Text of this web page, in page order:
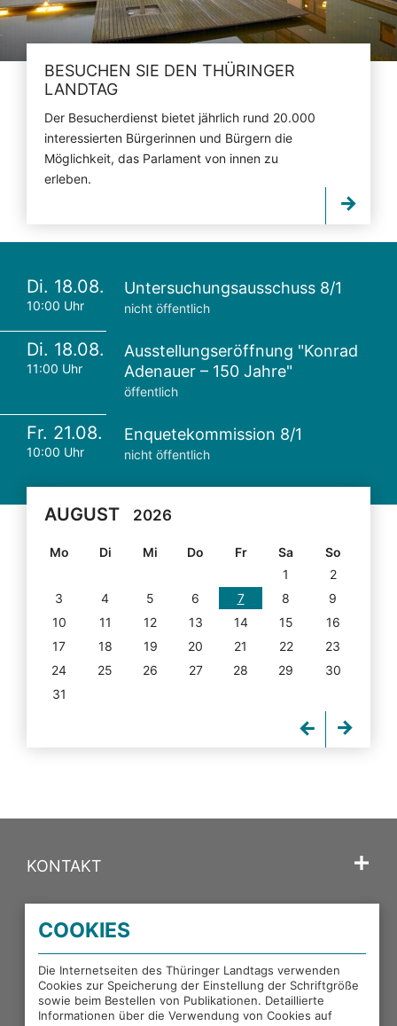
BESUCHEN SIE DEN THÜRINGER
LANDTAG
Der Besucherdienst bietet jährlich rund 20.000
interessierten Bürgerinnen und Bürgern die
Möglichkeit, das Parlament von innen zu
erleben.
Di. 18.08.
10:00 Uhr
Untersuchungsausschuss 8/1
nicht öffentlich
Di. 18.08.
11:00 Uhr
Ausstellungseröffnung "Konrad
Adenauer – 150 Jahre"
öffentlich
Fr. 21.08.
10:00 Uhr
Enquetekommission 8/1
nicht öffentlich
AUGUST 2026
Mo Di Mi Do Fr Sa
So
1
2
3
4 5 6 7 8
9
10
11 12 13 14 15
16
17
18 19 20 21 22
23
24
25 26 27 28 29
30
31
KONTAKT
PORTALE DES THÜRINGER LANDTAGS
EXTERNE LINKS
COOKIES
Die Internetseiten des Thüringer Landtags verwenden
Cookies zur Speicherung der Einstellung der Schriftgröße
sowie beim Bestellen von Publikationen. Detaillierte
Informationen über die Verwendung von Cookies auf